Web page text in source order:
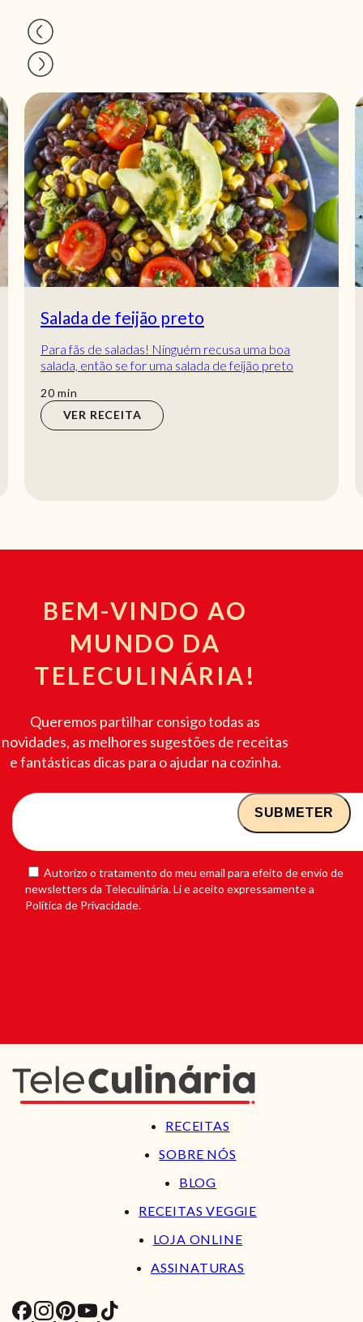
Salada de feijão preto
Para fãs de saladas! Ninguém recusa uma boa
salada, então se for uma salada de feijão preto
fantá...
20min
min
VER RECEITA
BEM-VINDO AO
MUNDO DA
TELECULINÁRIA!
Queremos partilhar consigo todas as
novidades, as melhores sugestões de receitas
e fantásticas dicas para o ajudar na cozinha.
Autorizo o tratamento do meu email para efeito de envio de
newsletters da Teleculinária. Li e aceito expressamente a
Política de Privacidade.
RECEITAS
SOBRE NÓS
BLOG
RECEITAS VEGGIE
LOJA ONLINE
ASSINATURAS